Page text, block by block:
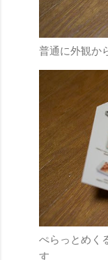
普通に外観か
ぺらっとめく
す